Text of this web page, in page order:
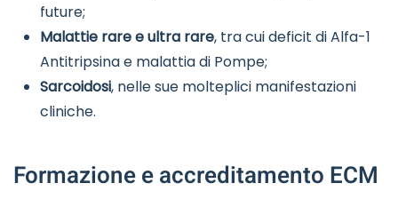
future;
Malattie rare e ultra rare, tra cui deficit di Alfa-1
Antitripsina e malattia di Pompe;
Sarcoidosi, nelle sue molteplici manifestazioni
cliniche.
Formazione e accreditamento ECM